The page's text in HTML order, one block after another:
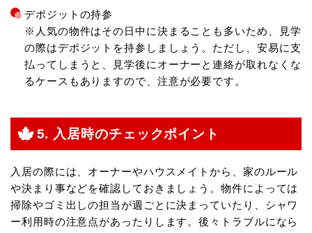
デポジットの持参
※人気の物件はその日中に決まることも多いため、見学
の際はデポジットを持参しましょう。ただし、安易に支
払ってしまうと、見学後にオーナーと連絡が取れなくな
るケースもありますので、注意が必要です。
5. 入居時のチェックポイント
入居の際には、オーナーやハウスメイトから、家のルール
や決まり事などを確認しておきましょう。物件によっては
掃除やゴミ出しの担当が週ごとに決まっていたり、シャワ
ー利用時の注意点があったりします。後々トラブルになら